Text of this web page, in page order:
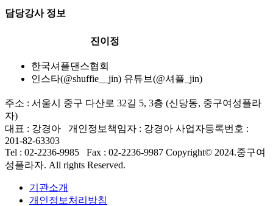
담당강사 정보
진이정
한국셔플댄스협회
인스타(@shuffie__jin) 유튜브(@셔플_jin)
주소 : 서울시 중구 다산로 32길 5, 3층 (신당동, 중구여성플라
자)
대표 : 강경아 개인정보책임자 : 강경아 사업자등록번호 :
201-82-63303
Tel : 02-2236-9985 Fax : 02-2236-9987 Copyright© 2024.중구여
성플라자. All rights Reserved.
기관소개
개인정보처리방침